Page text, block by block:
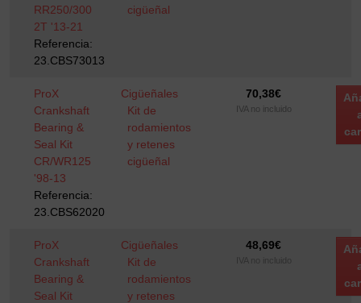
RR250/300
2T '13-21
Referencia:
23.CBS73013
cigüeñal
ProX
Crankshaft
Bearing &
Seal Kit
CR/WR125
'98-13
Referencia:
23.CBS62020
Cigüeñales
Kit de
rodamientos
y retenes
cigüeñal
70,38€
IVA no incluido
ProX
Crankshaft
Bearing &
Seal Kit
Cigüeñales
Kit de
rodamientos
y retenes
48,69€
IVA no incluido